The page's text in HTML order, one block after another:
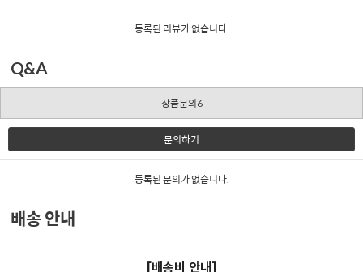
등록된 리뷰가 없습니다.
Q&A
상품문의6
문의하기
등록된 문의가 없습니다.
배송 안내
[배송비 안내]